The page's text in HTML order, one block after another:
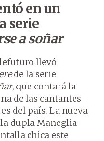
en un
serie
a soñar
llevó
de la serie
, que contará la
de las cantantes
del país. La nueva
dupla Maneglia-
chica este